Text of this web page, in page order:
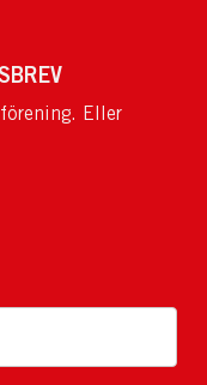
Eller